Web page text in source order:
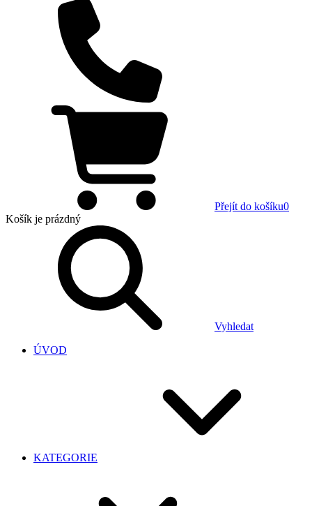
Přejít do košíku0
Košík je prázdný
Vyhledat
ÚVOD
KATEGORIE